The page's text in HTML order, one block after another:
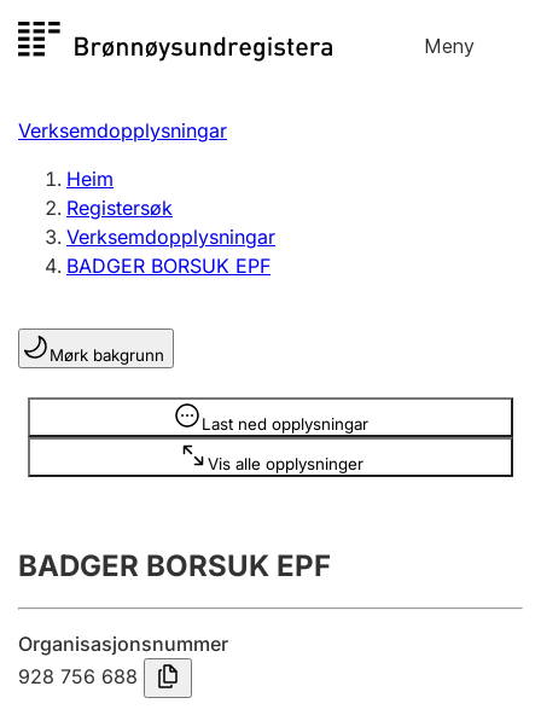
til
Meny
Registersøk
Aksjeselskap
Enkeltpersonføretak
Registrere, endre, slette
Lag og foreining
Registrere, endre, slette
Årsrekneskap
Innsending og forseinkingsgebyr
Verksemdopplysningar
Heim
Registersøk
Verksemdopplysningar
BADGER BORSUK EPF
Mørk bakgrunn
Last ned opplysningar
Vis alle opplysninger
Opplysninger er skjult
BADGER BORSUK EPF
Organisasjonsnummer
928 756 688